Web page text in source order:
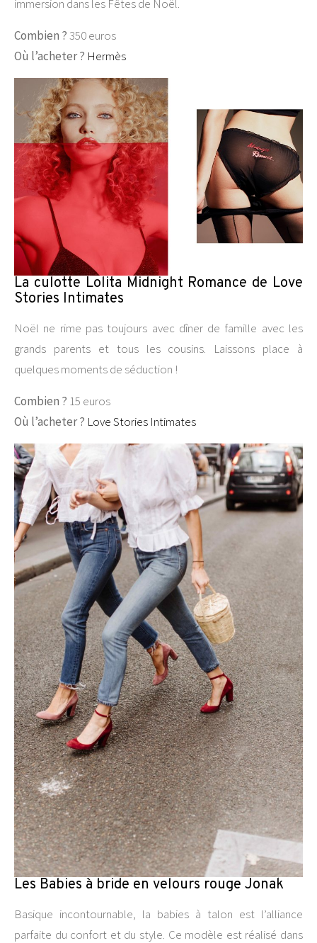
immersion dans les Fêtes de Noël.
Combien ?350 euros
Où l’acheter ? Hermès
La culotte Lolita Midnight Romance de Love
Stories Intimates
Noël ne rime pas toujours avec dîner de famille avec les
grands parents et tous les cousins. Laissons place à
quelques moments de séduction !
Combien ? 15 euros
Où l’acheter ? Love Stories Intimates
Les Babies à bride en velours rouge Jonak
Basique incontournable, la babies à talon est l’alliance
parfaite du confort et du style. Ce modèle est réalisé dans